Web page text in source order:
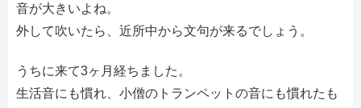
音が大きいよね。
外して吹いたら、近所中から文句が来るでしょう。
うちに来て3ヶ月経ちました。
生活音にも慣れ、小僧のトランペットの音にも慣れたも